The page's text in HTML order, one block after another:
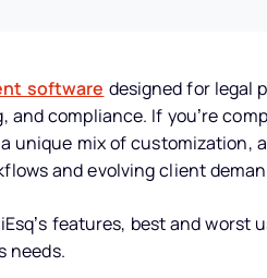
software designed for legal
and compliance. If you’re
unique mix of customization,
and evolving client
features, best and worst
needs.